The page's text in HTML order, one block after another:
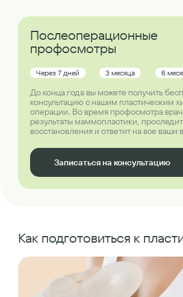
Послеоперационные
профосмотры
Через 7 дней 3 месяца 6
До конца года вы можете получить
консультацию с нашим пластическим
операции. Во время профосмотра
результаты маммопластики,
восстановления и ответит на все ваши
Записаться на консультацию
Как подготовиться к